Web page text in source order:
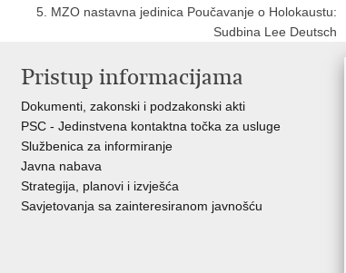
5. MZO nastavna jedinica Poučavanje o Holokaustu:
Sudbina Lee Deutsch
Pristup informacijama
Dokumenti, zakonski i podzakonski akti
PSC - Jedinstvena kontaktna točka za usluge
Službenica za informiranje
Javna nabava
Strategija, planovi i izvješća
Savjetovanja sa zainteresiranom javnošću